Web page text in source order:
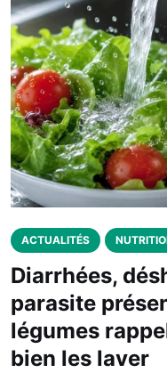
ACTUALITÉS
Diarrhées,
parasite
légumes
bien les laver